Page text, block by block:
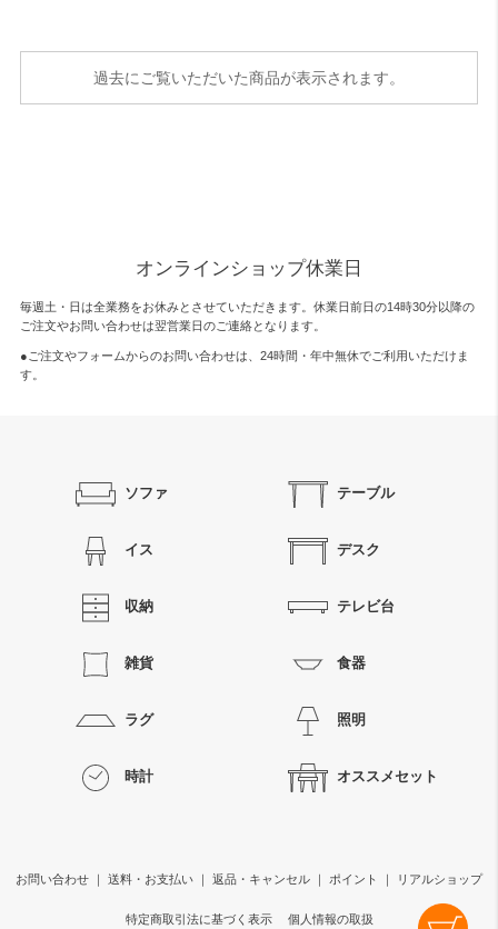
過去にご覧いただいた商品が表示されます。
オンラインショップ休業日
毎週土・日は全業務をお休みとさせていただきます。休業日前日の14時30分以降の
ご注文やお問い合わせは翌営業日のご連絡となります。
●ご注文やフォームからのお問い合わせは、 24時間・年中無休でご利用いただけま
す。
ソファ テーブル
イス デスク
収納 テレビ台
雑貨 食器
ラグ 照明
時計 オススメセット
お問い合わせ ｜ 送料・お支払い ｜ 返品・キャンセル ｜ ポイント ｜ リアルショップ
特定商取引法に基づく表示 個人情報の取扱